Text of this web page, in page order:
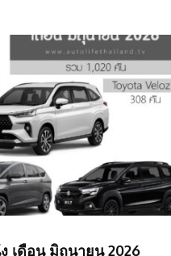
เดือน มิถุนายน 2026